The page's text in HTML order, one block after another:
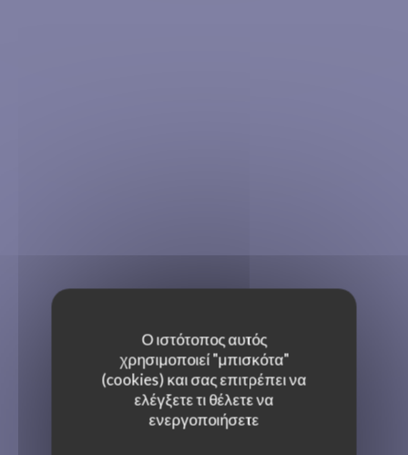
Ο ιστότοπος αυτός
χρησιμοποιεί "μπισκότα"
(cookies) και σας επιτρέπει να
ελέγξετε τι θέλετε να
ενεργοποιήσετε